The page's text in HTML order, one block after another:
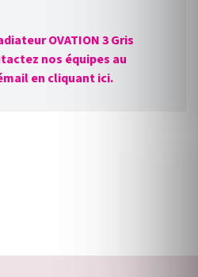
OVATION 3 Gris
nos équipes au
en cliquant ici.